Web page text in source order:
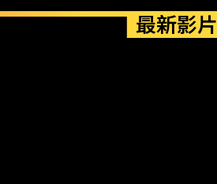
最新影片